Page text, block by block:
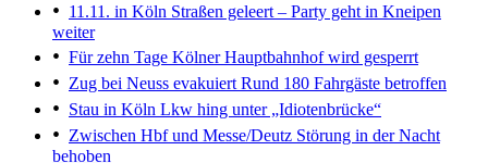
11.11. in Köln Straßen geleert – Party geht in Kneipen
weiter
Für zehn Tage Kölner Hauptbahnhof wird gesperrt
Zug bei Neuss evakuiert Rund 180 Fahrgäste betroffen
Stau in Köln Lkw hing unter „Idiotenbrücke“
Zwischen Hbf und Messe/Deutz Störung in der Nacht
behoben